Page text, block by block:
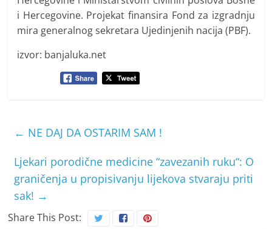
i Hercegovine. Projekat finansira Fond za izgradnju
mira generalnog sekretara Ujedinjenih nacija (PBF).
izvor: banjaluka.net
← NE DAJ DA OSTARIM SAM !
Ljekari porodične medicine “zavezanih ruku“: O
graničenja u propisivanju lijekova stvaraju priti
sak! →
Share This Post: